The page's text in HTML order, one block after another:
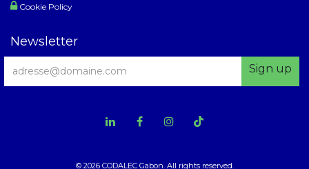
Cookie Policy
© 2026 CODALEC Gabon. All rights reserved.
Newsletter
Sign up